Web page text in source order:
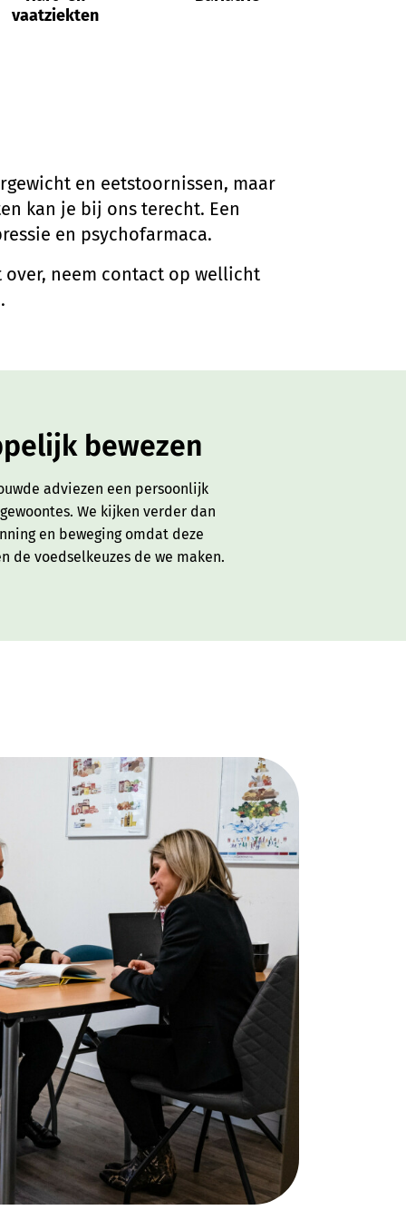
vaatziekten
en eetstoornissen, maar
kan je bij ons terecht. Een
en psychofarmaca.
neem contact op wellicht
bewezen
adviezen een persoonlijk
We kijken verder dan
en beweging omdat deze
de voedselkeuzes de we maken.